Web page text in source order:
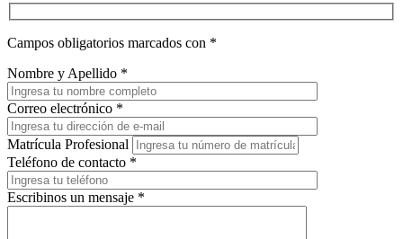
Campos obligatorios marcados con *
Nombre y Apellido *
Correo electrónico *
Matrícula Profesional
Teléfono de contacto *
Escribinos un mensaje *